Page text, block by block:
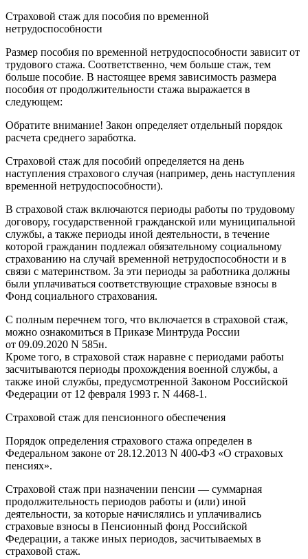
Страховой стаж для пособия по временной
нетрудоспособности
Размер пособия по временной нетрудоспособности зависит от
трудового стажа. Соответственно, чем больше стаж, тем
больше пособие. В настоящее время зависимость размера
пособия от продолжительности стажа выражается в
следующем:
Обратите внимание! Закон определяет отдельный порядок
расчета среднего заработка.
Страховой стаж для пособий определяется на день
наступления страхового случая (например, день наступления
временной нетрудоспособности).
В страховой стаж включаются периоды работы по трудовому
договору, государственной гражданской или муниципальной
службы, а также периоды иной деятельности, в течение
которой гражданин подлежал обязательному социальному
страхованию на случай временной нетрудоспособности и в
связи с материнством. За эти периоды за работника должны
были уплачиваться соответствующие страховые взносы в
Фонд социального страхования.
С полным перечнем того, что включается в страховой стаж,
можно ознакомиться в Приказе Минтруда России
от 09.09.2020 N 585н.
Кроме того, в страховой стаж наравне с периодами работы
засчитываются периоды прохождения военной службы, а
также иной службы, предусмотренной Законом Российской
Федерации от 12 февраля 1993 г. N 4468-1.
Страховой стаж для пенсионного обеспечения
Порядок определения страхового стажа определен в
Федеральном законе от 28.12.2013 N 400-ФЗ «О страховых
пенсиях».
Страховой стаж при назначении пенсии — суммарная
продолжительность периодов работы и (или) иной
деятельности, за которые начислялись и уплачивались
страховые взносы в Пенсионный фонд Российской
Федерации, а также иных периодов, засчитываемых в
страховой стаж.